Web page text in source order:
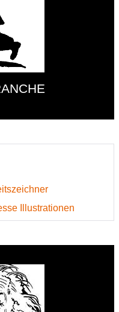
Illustrationen